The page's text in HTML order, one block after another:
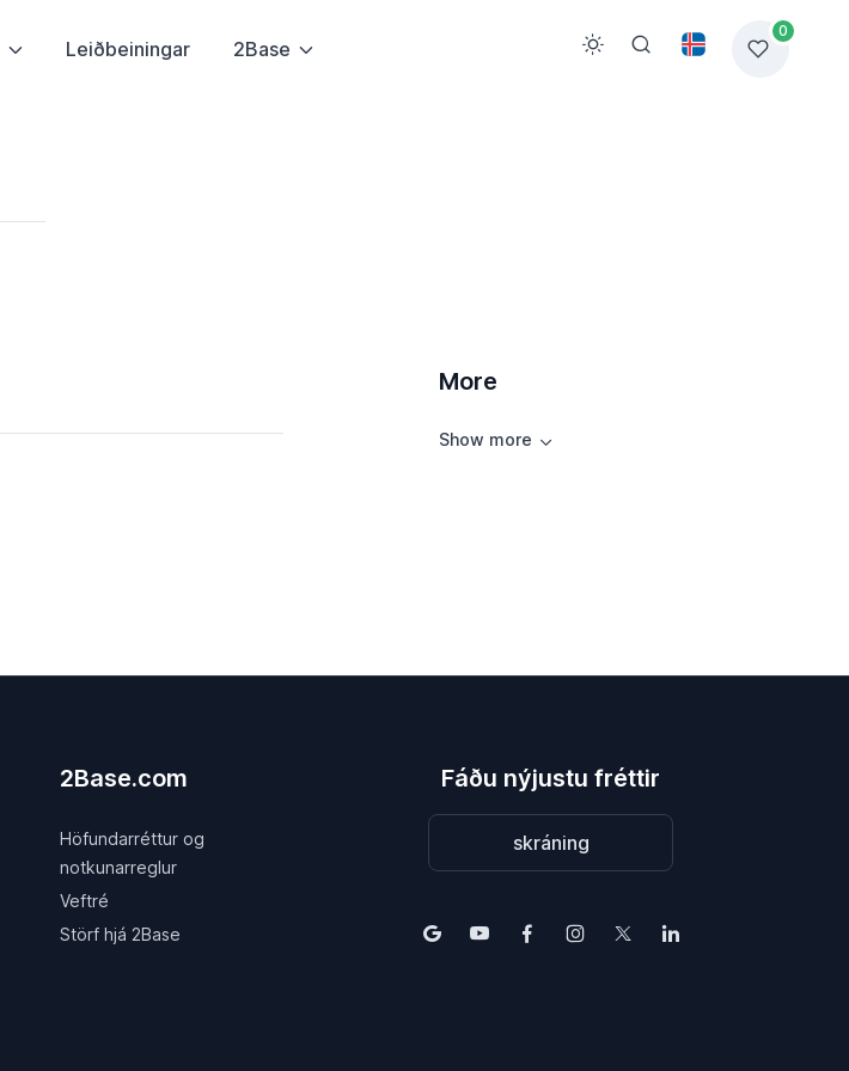
Leiðbeiningar 2Base
0
More
2Base.com
Höfundarréttur og
notkunarreglur
Veftré
Störf hjá 2Base
Fáðu nýjustu fréttir
skráning